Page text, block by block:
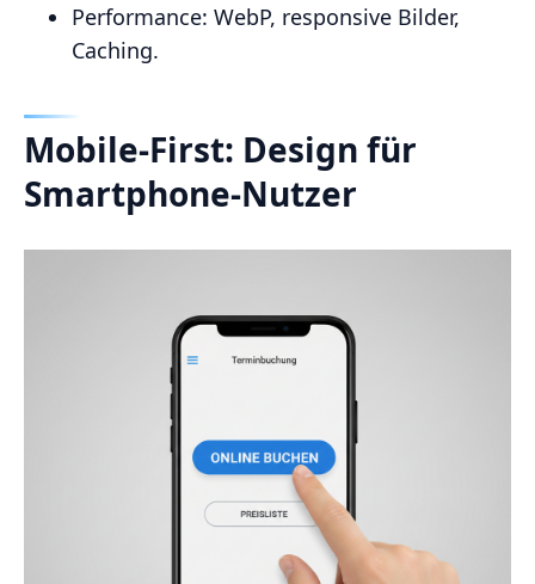
Performance: WebP, responsive Bilder,
Caching.
Mobile‑First: Design für
Smartphone‑Nutzer